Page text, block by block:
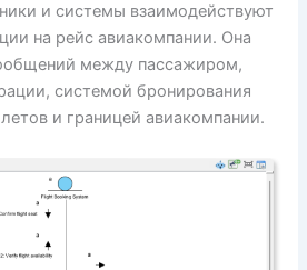
и системы взаимодействуют
на рейс авиакомпании. Она
между пассажиром,
системой бронирования
и границей авиакомпании.